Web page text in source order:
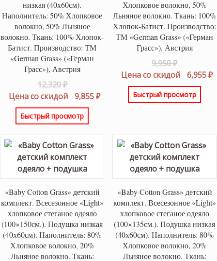
низкая (40х60см).
Наполнитель: 50% Хлопковое
волокно, 50% Льняное
волокно. Ткань: 100% Хлопок-
Батист. Производство: ТМ
«German Grass» («Герман
Грасс»), Австрия
12,320₽Первоначальная
цена
составляла
12,320 ₽.
Цена со скидой 9,855₽Текущая
Быстрый просмотр
Хлопковое волокно, 50%
Льняное волокно. Ткань: 100%
Хлопок-Батист. Производство:
ТМ «German Grass» («Герман
Грасс»), Австрия
9,950₽
цена
9,950 ₽.
Цена со скидой 6,955₽
Быстрый просмотр
«Baby Cotton Grass» детский
комплект. Всесезонное «Light»
хлопковое стеганое одеяло
(100×150см.). Подушка низкая
(40х60см). Наполнитель: 80%
Хлопковое волокно, 20%
Льняное волокно. Ткань:
«Baby Cotton Grass» детский
комплект. Всесезонное «Light»
хлопковое стеганое одеяло
(100×135см.). Подушка низкая
(40х60см). Наполнитель: 80%
Хлопковое волокно, 20%
Льняное волокно. Ткань: